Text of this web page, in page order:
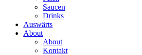
Saucen
Drinks
Auswärts
About
About
Kontakt